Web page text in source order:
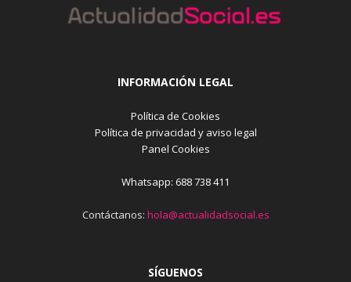
INFORMACIÓN LEGAL
Política de Cookies
Política de privacidad y aviso legal
Panel Cookies
Whatsapp: 688 738 411
Contáctanos: hola@actualidadsocial.es
SÍGUENOS